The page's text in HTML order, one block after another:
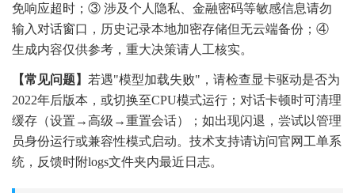
免响应超时；③ 涉及个人隐私、金融密码等敏感信息请勿
输入对话窗口，历史记录本地加密存储但无云端备份；④
生成内容仅供参考，重大决策请人工核实。
【常见问题】 若遇"模型加载失败"，请检查显卡驱动是否为
2022年后版本，或切换至CPU模式运行；对话卡顿时可清理
缓存（设置→高级→重置会话）；如出现闪退，尝试以管理
员身份运行或兼容性模式启动。技术支持请访问官网工单系
统，反馈时附logs文件夹内最近日志。